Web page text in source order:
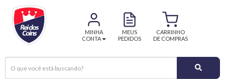
MINHA
CONTA
MEUS
PEDIDOS
CARRINHO
DE COMPRAS